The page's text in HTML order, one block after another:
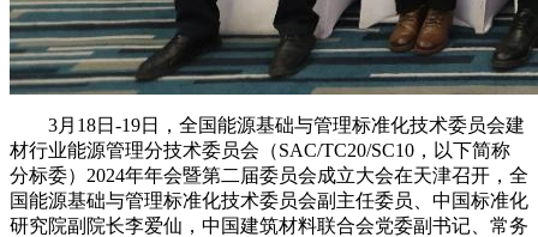
3月18日-19日，全国能源基础与管理标准化技术委员会建
材行业能源管理分技术委员会（SAC/TC20/SC10，以下简称
分标委）2024年年会暨第二届委员会成立大会在天津召开，全
国能源基础与管理标准化技术委员会副主任委员、中国标准化
研究院副院长李爱仙，中国建筑材料联合会党委副书记、常务